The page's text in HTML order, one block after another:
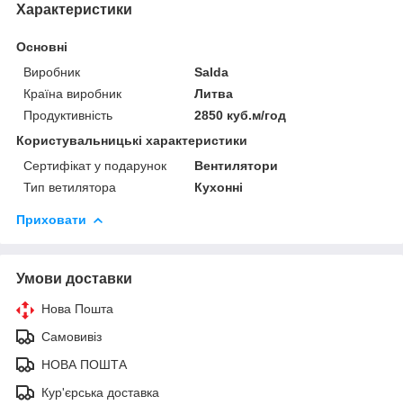
Характеристики
Основні
Виробник
Salda
Країна виробник
Литва
Продуктивність
2850 куб.м/год
Користувальницькі характеристики
Сертифікат у подарунок
Вентилятори
Тип ветилятора
Кухонні
Приховати
Умови доставки
Нова Пошта
Самовивіз
НОВА ПОШТА
Кур'єрська доставка